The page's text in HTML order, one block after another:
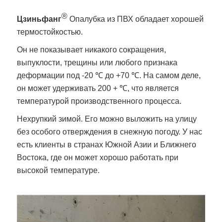
Цзиньфанг® Опалубка из ПВХ обладает хорошей
термостойкостью.
Он не показывает никакого сокращения,
выпуклости, трещины или любого признака
деформации под -20 ℃ до +70 ℃. На самом деле,
он может удерживать 200 + ℃, что является
температурой производственного процесса.
Нехрупкий зимой. Его можно выложить на улицу
без особого отверждения в снежную погоду. У нас
есть клиенты в странах Южной Азии и Ближнего
Востока, где он может хорошо работать при
высокой температуре.